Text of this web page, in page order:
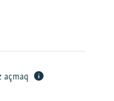
açmaq